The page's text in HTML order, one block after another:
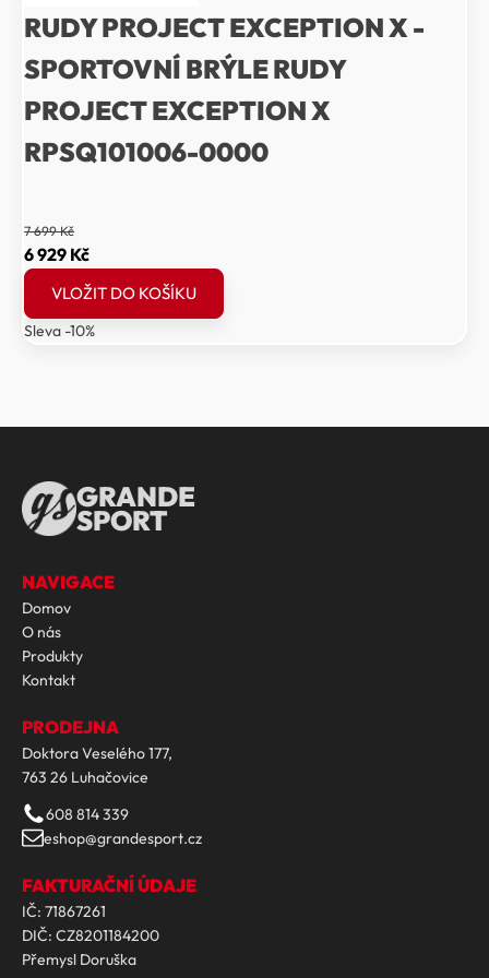
RUDY PROJECT EXCEPTION X -
SPORTOVNÍ BRÝLE RUDY
PROJECT EXCEPTION X
RPSQ101006-0000
7 699Kč
Původní
cena
byla:
7
6 929 KčAktuální
cena
6
VLOŽIT DO KOŠÍKU
Sleva -10%
GRANDE
SPORT
NAVIGACE
Domov
O nás
Produkty
Kontakt
PRODEJNA
Doktora Veselého 177,
763 26 Luhačovice
608 814 339
eshop@grandesport.cz
FAKTURAČNÍ ÚDAJE
IČ: 71867261
DIČ: CZ8201184200
Přemysl Doruška